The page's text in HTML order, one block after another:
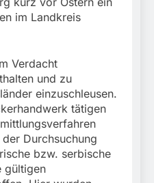
Juli 2026
im Landkreis
Verdacht
und zu
einzuschleusen.
tätigen
Durchsuchung
bzw. serbische
gültigen